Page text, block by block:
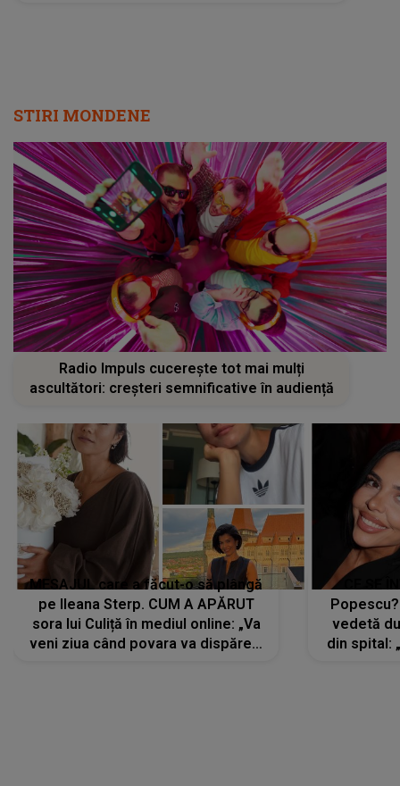
STIRI MONDENE
Radio Impuls cucerește tot mai mulți
ascultători: creșteri semnificative în audiență
MESAJUL care a făcut-o să plângă
pe Ileana Sterp. CUM A APĂRUT
sora lui Culiță în mediul online: „Va
veni ziua când povara va dispărea,
vedetă
din spital: